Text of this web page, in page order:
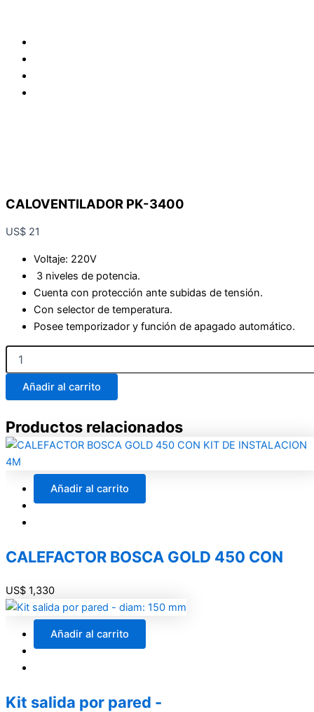
CALOVENTILADOR PK-3400
US$ 21
Voltaje: 220V
3 niveles de potencia.
Cuenta con protección ante subidas de tensión.
Con selector de temperatura.
Posee temporizador y función de apagado automático.
CALOVENTILADOR
3400
cantidad
Añadir al carrito
Productos relacionados
Añadir al carrito
CALEFACTOR BOSCA GOLD 450 CON
US$ 1,330
Añadir al carrito
Kit salida por pared -